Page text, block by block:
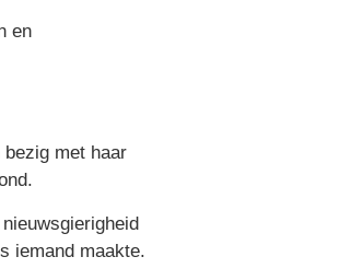
en
met haar
iemand maakte.